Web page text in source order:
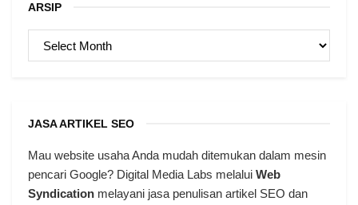
ARSIP
JASA ARTIKEL SEO
Mau website usaha Anda mudah ditemukan dalam mesin
pencari Google? Digital Media Labs melalui Web
Syndication melayani jasa penulisan artikel SEO dan